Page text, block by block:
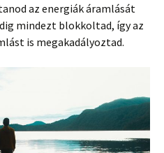
az energiák áramlását
mindezt blokkoltad, így az
is megakadályoztad.